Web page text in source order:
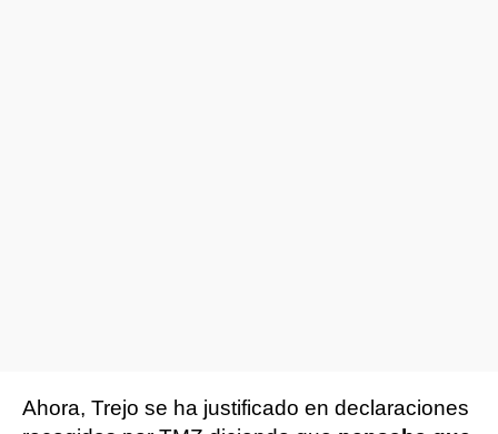
Ahora, Trejo se ha justificado en declaraciones